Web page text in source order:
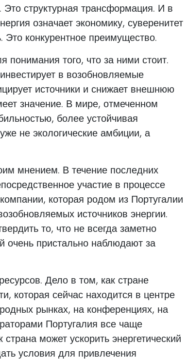
Это структурная трансформация. И в
означает экономику, суверенитет
Это конкурентное преимущество.
того, что за ними стоит.
в возобновляемые
источники и снижает внешнюю
значение. В мире, отмеченном
более устойчивая
не экологические амбиции, а
мнением. В течение последних
участие в процессе
которая родом из Португалии
источников энергии.
то, что не всегда заметно
очень пристально наблюдают за
Дело в том, как стране
которая сейчас находится в центре
рынках, на конференциях, на
Португалия все чаще
может ускорить энергетический
условия для привлечения